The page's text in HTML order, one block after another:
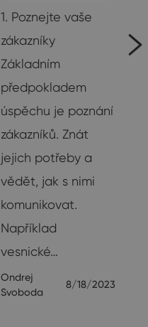
1. Poznejte vaše
zákazníky
Základním
předpokladem
úspěchu je poznání
zákazníků. Znát
jejich potřeby a
vědět, jak s nimi
komunikovat.
Například
vesnické…
Ondrej
Svoboda
8/18/2023